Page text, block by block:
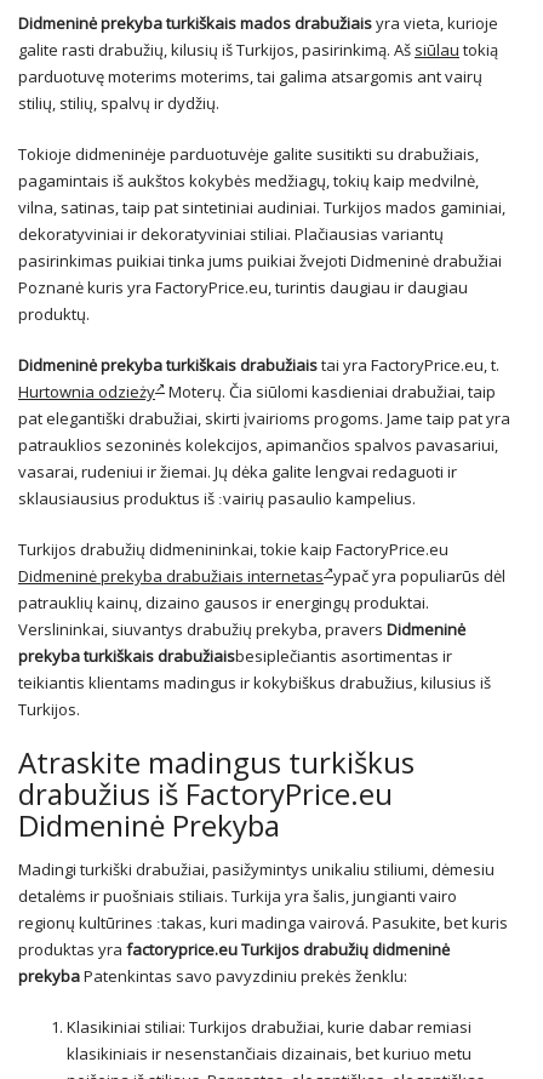
Didmeninė prekyba turkiškais mados drabužiaisyra vieta, kurioje
galite rasti drabužių, kilusių iš Turkijos, pasirinkimą. Aš siūlau tokią
parduotuvę moterims moterims, tai galima atsargomis ant vairų
stilių, stilių, spalvų ir dydžių.
Tokioje didmeninėje parduotuvėje galite susitikti su drabužiais,
pagamintais iš aukštos kokybės medžiagų, tokių kaip medvilnė,
vilna, satinas, taip pat sintetiniai audiniai. Turkijos mados gaminiai,
dekoratyviniai ir dekoratyviniai stiliai. Plačiausias variantų
pasirinkimas puikiai tinka jums puikiai žvejoti Didmeninė drabužiai
Poznanė kuris yra FactoryPrice.eu, turintis daugiau ir daugiau
produktų.
Didmeninė prekyba turkiškais drabužiaistai yra FactoryPrice.eu, t.
Hurtownia odzieży
Moterų. Čia siūlomi kasdieniai drabužiai, taip
pat elegantiški drabužiai, skirti įvairioms progoms. Jame taip pat yra
patrauklios sezoninės kolekcijos, apimančios spalvos pavasariui,
vasarai, rudeniui ir žiemai. Jų dėka galite lengvai redaguoti ir
sklausiausius produktus iš ːvairių pasaulio kampelius.
Turkijos drabužių didmenininkai, tokie kaip FactoryPrice.eu
Didmeninė prekyba drabužiais internetas ypač yra populiarūs dėl
patrauklių kainų, dizaino gausos ir energingų produktai.
Verslininkai, siuvantys drabužių prekyba, pravers Didmeninė
prekyba turkiškais drabužiaisbesiplečiantis asortimentas ir
teikiantis klientams madingus ir kokybiškus drabužius, kilusius iš
Turkijos.
Atraskite madingus turkiškus
drabužius iš FactoryPrice.eu
Didmeninė Prekyba
Madingi turkiški drabužiai, pasižymintys unikaliu stiliumi, dėmesiu
detalėms ir puošniais stiliais. Turkija yra šalis, jungianti vairo
regionų kultūrines ːtakas, kuri madinga vairová. Pasukite, bet kuris
produktas yra factoryprice.eu Turkijos drabužių didmeninė
prekybaPatenkintas savo pavyzdiniu prekės ženklu:
Klasikiniai stiliai: Turkijos drabužiai, kurie dabar remiasi
klasikiniais ir nesenstančiais dizainais, bet kuriuo metu